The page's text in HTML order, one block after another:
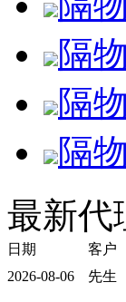
隔
隔
隔
最新代
日期 客户
2026-08-06
先生